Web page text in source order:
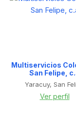
Multiservicios
San Felipe,
Yaracuy, San
Ver perfil